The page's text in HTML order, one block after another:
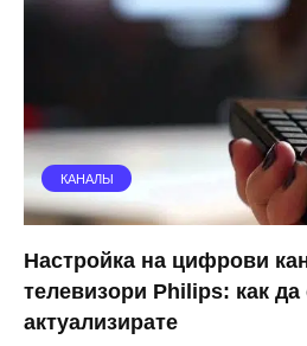
КАНАЛЫ
Настройка на цифрови
телевизори Philips: как да
актуализирате